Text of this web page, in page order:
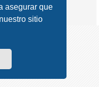
asegurar que
sitio
España